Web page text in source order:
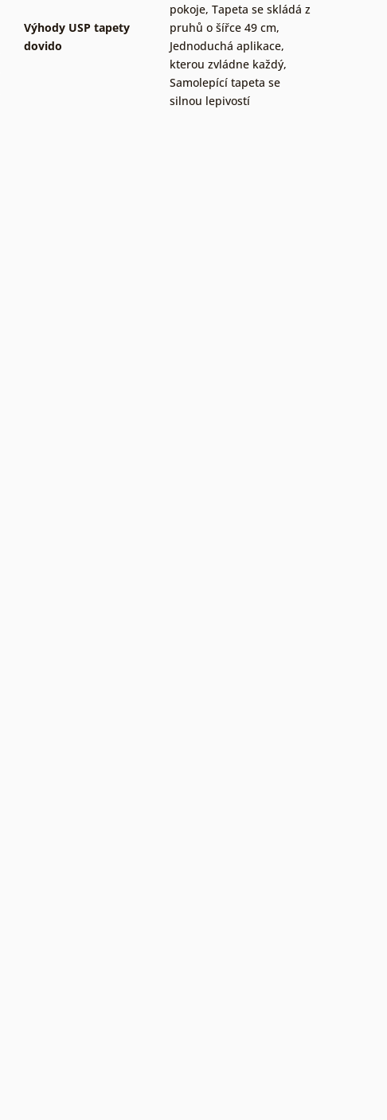
Výhody USP tapety
dovido
pokoje, Tapeta se skládá z
pruhů o šířce 49 cm,
Jednoduchá aplikace,
kterou zvládne každý,
Samolepící tapeta se
silnou lepivostí